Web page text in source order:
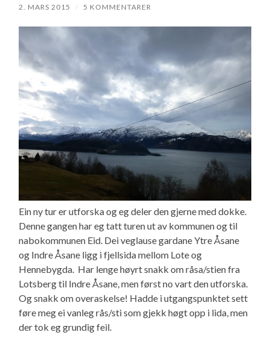
2. MARS 2015 / 5 KOMMENTARER
Ein ny tur er utforska og eg deler den gjerne med dokke.
Denne gangen har eg tatt turen ut av kommunen og til
nabokommunen Eid. Dei veglause gardane Ytre Åsane
og Indre Åsane ligg i fjellsida mellom Lote og
Hennebygda. Har lenge høyrt snakk om råsa/stien fra
Lotsberg til Indre Åsane, men først no vart den utforska.
Og snakk om overaskelse! Hadde i utgangspunktet sett
føre meg ei vanleg rås/sti som gjekk høgt opp i lida, men
der tok eg grundig feil.